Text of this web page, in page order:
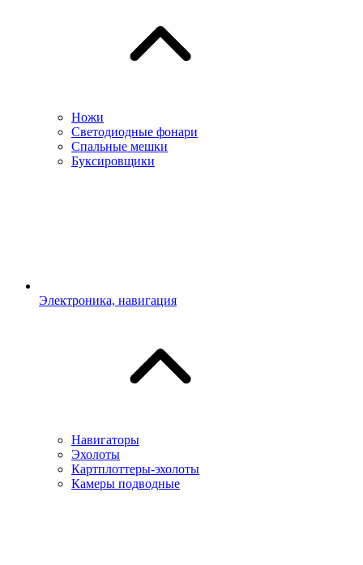
Ножи
Светодиодные фонари
Спальные мешки
Буксировщики
Электроника, навигация
Навигаторы
Эхолоты
Картплоттеры-эхолоты
Камеры подводные